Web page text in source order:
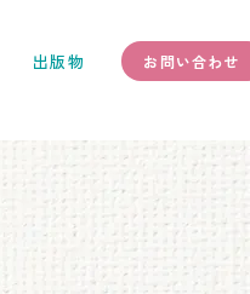
出版物 お問い合わせ